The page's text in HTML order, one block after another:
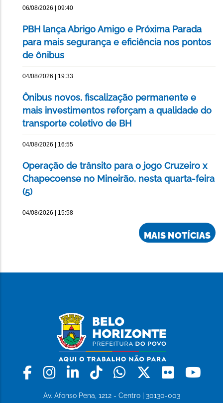
06/08/2026 | 09:40
PBH lança Abrigo Amigo e Próxima Parada
para mais segurança e eficiência nos pontos
de ônibus
04/08/2026 | 19:33
Ônibus novos, fiscalização permanente e
mais investimentos reforçam a qualidade do
transporte coletivo de BH
04/08/2026 | 16:55
Operação de trânsito para o jogo Cruzeiro x
Chapecoense no Mineirão, nesta quarta-feira
(5)
04/08/2026 | 15:58
MAIS NOTÍCIAS
Facebook
Instagram
LinkedinTiktokWhatsapp
X Flickr
Av. Afonso Pena, 1212 - Centro | 30130-003